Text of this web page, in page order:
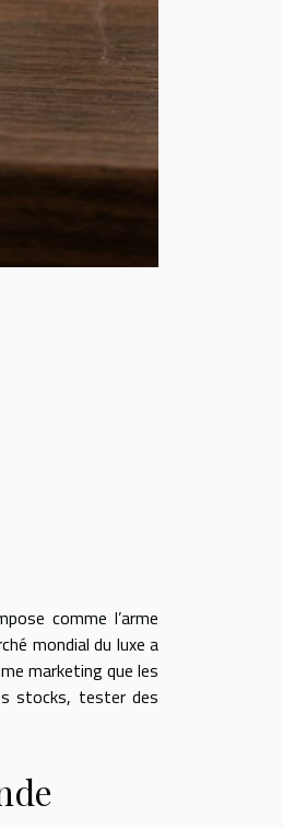
comme l’arme
mondial du luxe a
marketing que les
stocks, tester des